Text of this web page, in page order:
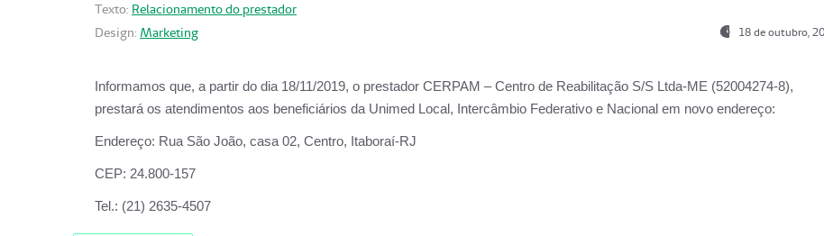
Texto: Relacionamento do prestador
Design: Marketing 18 de outubro,
Informamos que, a partir do dia 18/11/2019, o prestador CERPAM – Centro de Reabilitação S/S Ltda-ME (52004274-8),
prestará os atendimentos aos beneficiários da Unimed Local, Intercâmbio Federativo e Nacional em novo endereço:
Endereço: Rua São João, casa 02, Centro, Itaboraí-RJ
CEP: 24.800-157
Tel.: (21) 2635-4507